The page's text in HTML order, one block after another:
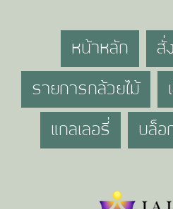
หน้าหลัก สั่
รายการกล้วยไม้
แกลเลอรี่ บล็อ